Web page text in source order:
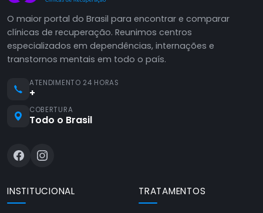
O maior portal do Brasil para encontrar e comparar
clínicas de recuperação. Reunimos centros
especializados em dependências, internações e
transtornos mentais em todo o país.
ATENDIMENTO 24 HORAS
+
COBERTURA
Todo o Brasil
INSTITUCIONAL TRATAMENTOS